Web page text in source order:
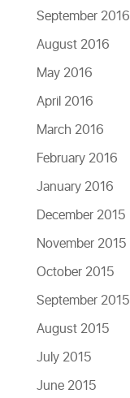
September 2016
August 2016
May 2016
April 2016
March 2016
February 2016
January 2016
December 2015
November 2015
October 2015
September 2015
August 2015
July 2015
June 2015